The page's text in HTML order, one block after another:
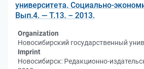
университета. Социально-
Вып.4. — Т.13. – 2013.
Organization
Новосибирский государственный
Imprint
Новосибирск: Редакционно-